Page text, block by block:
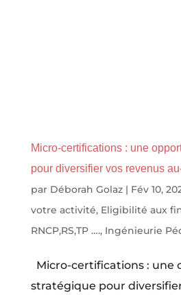
Micro-certifications : une
pour diversifier vos revenus
par Déborah Golaz| Fév 10,
votre activité, Eligibilité aux
RNCP,RS,TP …., Ingénieurie
Micro-certifications : une
stratégique pour